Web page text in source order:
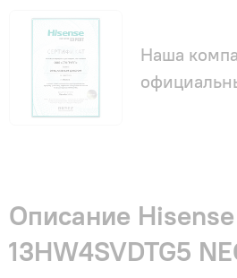
Наша
Описание
13HW4SVDTG5